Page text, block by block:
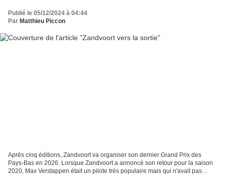
Publié le 05/12/2024 à 04:44
Par Matthieu Piccon
Après cinq éditions, Zandvoort va organiser son dernier Grand Prix des
Pays-Bas en 2026. Lorsque Zandvoort a annoncé son retour pour la saison
2020, Max Verstappen était un pilote très populaire mais qui n'avait pas